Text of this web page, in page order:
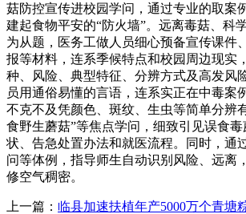
菇防控宣传进校园学问，通过专业的取案
建起食物平安的“防火墙”。远离毒菇、科
为从题，医务工做人员细心预备宣传课件
报等材料，连系季候特点和校园周边现实
种、风险、典型特征、分辨方式及高发风
员用通俗易懂的言语，连系实正在中毒案
不克不及凭颜色、斑纹、生虫等简单分辨
食野生蘑菇”等焦点学问，细致引见误食
状、告急处置办法和就医流程。同时，通
问等体例，指导师生自动识别风险、远离
修空气稠密。
上一篇： 临县加速扶植年产5000万个青塘